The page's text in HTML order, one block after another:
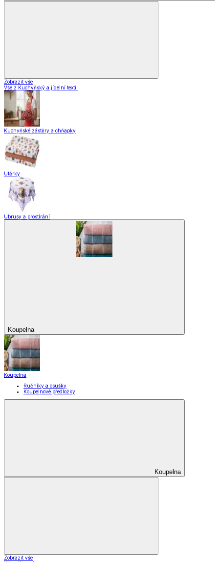
Zobrazit vše
Vše z Kuchyňský a jídelní textil
Kuchyňské zástěry a chňapky
Utěrky
Ubrusy a prostírání
Koupelna
Koupelna
Ručníky a osušky
Koupelnové předložky
Koupelna
Zobrazit vše